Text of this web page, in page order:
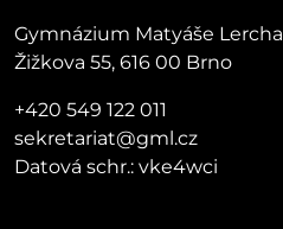
Gymnázium Matyáše Lercha
Žižkova 55, 616 00 Brno
+420 549 122 011
sekretariat@gml.cz
Datová schr.: vke4wci